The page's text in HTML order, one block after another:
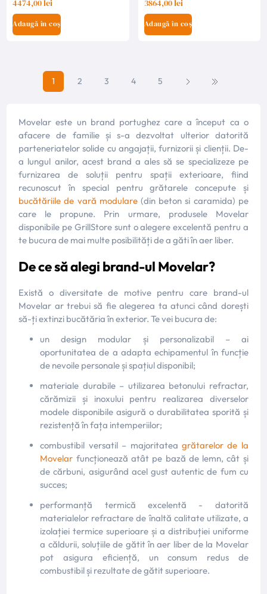
4474,00 lei
Adaugă în coș
3864,00 lei
Adaugă în coș
1 2 3 4 5
Movelar este un brand portughez care a început ca o
afacere de familie și s-a dezvoltat ulterior datorită
parteneriatelor solide cu angajații, furnizorii și clienții. De-
a lungul anilor, acest brand a ales să se specializeze pe
furnizarea de soluții pentru spații exterioare, fiind
recunoscut în special pentru grătarele concepute și
bucătăriile de vară modulare (din beton si caramida) pe
care le propune. Prin urmare, produsele Movelar
disponibile pe GrillStore sunt o alegere excelentă pentru a
te bucura de mai multe posibilități de a găti în aer liber.
De ce să alegi brand-ul Movelar?
Există o diversitate de motive pentru care brand-ul
Movelar ar trebui să fie alegerea ta atunci când dorești
să-ți extinzi bucătăria în exterior. Te vei bucura de:
un design modular și personalizabil – ai
oportunitatea de a adapta echipamentul în funcție
de nevoile personale și spațiul disponibil;
materiale durabile – utilizarea betonului refractar,
cărămizii și inoxului pentru realizarea diverselor
modele disponibile asigură o durabilitatea sporită și
rezistență în fața intemperiilor;
combustibil versatil – majoritatea grătarelor de la
Movelar funcționează atât pe bază de lemn, cât și
de cărbuni, asigurând acel gust autentic de fum cu
succes;
performanță termică excelentă - datorită
materialelor refractare de înaltă calitate utilizate, a
izolației termice superioare și a distribuției uniforme
a căldurii, soluțiile de gătit în aer liber de la Movelar
pot asigura eficiență, un consum redus de
combustibil și rezultate de gătit superioare.